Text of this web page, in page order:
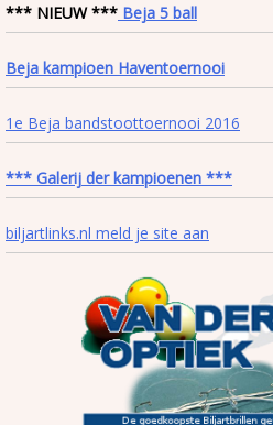
*** NIEUW *** Beja 5 ball
Beja kampioen Haventoernooi
1e Beja bandstoottoernooi 2016
*** Galerij der kampioenen ***
biljartlinks.nl meld je site aan